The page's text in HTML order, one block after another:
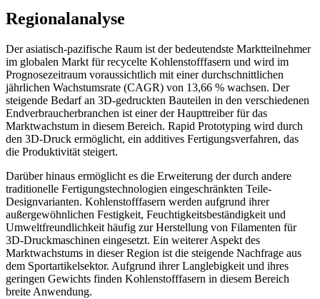
Regionalanalyse
Der asiatisch-pazifische Raum ist der bedeutendste Marktteilnehmer
im globalen Markt für recycelte Kohlenstofffasern und wird im
Prognosezeitraum voraussichtlich mit einer durchschnittlichen
jährlichen Wachstumsrate (CAGR) von 13,66 % wachsen. Der
steigende Bedarf an 3D-gedruckten Bauteilen in den verschiedenen
Endverbraucherbranchen ist einer der Haupttreiber für das
Marktwachstum in diesem Bereich. Rapid Prototyping wird durch
den 3D-Druck ermöglicht, ein additives Fertigungsverfahren, das
die Produktivität steigert.
Darüber hinaus ermöglicht es die Erweiterung der durch andere
traditionelle Fertigungstechnologien eingeschränkten Teile-
Designvarianten. Kohlenstofffasern werden aufgrund ihrer
außergewöhnlichen Festigkeit, Feuchtigkeitsbeständigkeit und
Umweltfreundlichkeit häufig zur Herstellung von Filamenten für
3D-Druckmaschinen eingesetzt. Ein weiterer Aspekt des
Marktwachstums in dieser Region ist die steigende Nachfrage aus
dem Sportartikelsektor. Aufgrund ihrer Langlebigkeit und ihres
geringen Gewichts finden Kohlenstofffasern in diesem Bereich
breite Anwendung.